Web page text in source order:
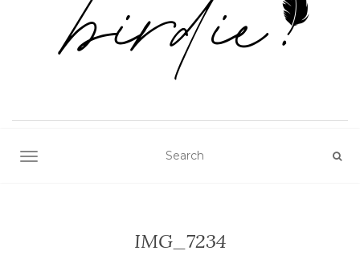
TOGGLE NAVIGATION
IMG_7234